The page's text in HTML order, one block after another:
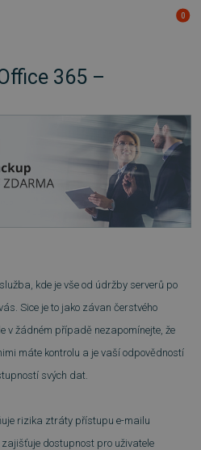
0
365 –
kde je vše od údržby serverů po
Sice je to jako závan čerstvého
v žádném případě nezapomínejte, že
máte kontrolu a je vaší odpovědností
svých dat.
rizika ztráty přístupu e-mailu
dostupnost pro uživatele